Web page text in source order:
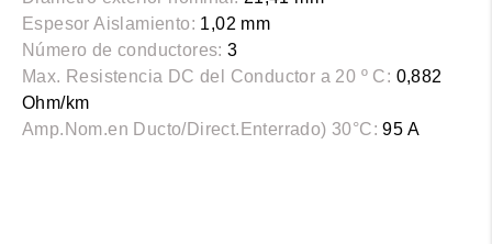
Espesor Aislamiento: 1,02 mm
Número de conductores: 3
Max. Resistencia DC del Conductor a 20 º C: 0,882
Ohm/km
Amp.Nom.en Ducto/Direct.Enterrado) 30°C: 95 A